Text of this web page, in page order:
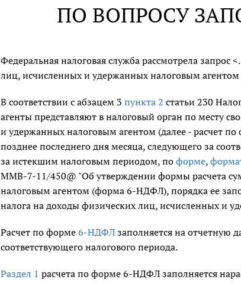
ПО ВОПРОСУ
Федеральная налоговая служба рассмотрела запрос
лиц, исчисленных и удержанных налоговым
В соответствии с абзацем 3 пункта 2 статьи 230
агенты представляют в налоговый орган по месту
и удержанных налоговым агентом (далее - расчет
позднее последнего дня месяца, следующего за
за истекшим налоговым периодом, по форме,
ММВ-7-11/450@ "Об утверждении формы расчета
налоговым агентом (форма 6-НДФЛ), порядка ее
налога на доходы физических лиц, исчисленных и
Расчет по форме 6-НДФЛзаполняется на отчетную
соответствующего налогового периода.
Раздел 1 расчета по форме 6-НДФЛ заполняется